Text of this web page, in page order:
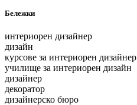
Бележки
интериорен дизайнер
дизайн
курсове за интериорен дизайнер
училище за интериорен дизайн
дизайнер
декоратор
дизайнерско бюро